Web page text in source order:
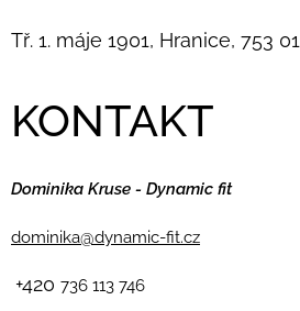
Tř. 1. máje 1901, Hranice, 753 01
KONTAKT
Dominika Kruse - Dynamic fit
dominika@dynamic-fit.cz
+420 736 113 746